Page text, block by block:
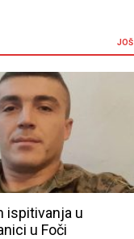
JOŠ
ispitivanja u
u Foči